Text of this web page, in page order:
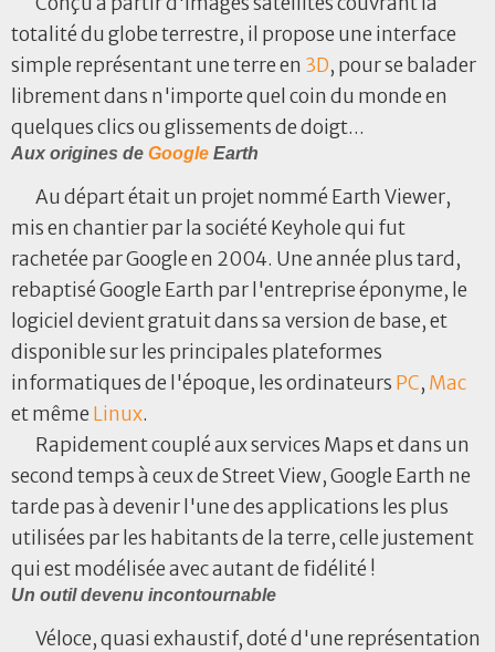
totalité du globe terrestre, il propose une interface
simple représentant une terre en 3D, pour se balader
librement dans n'importe quel coin du monde en
quelques clics ou glissements de doigt...
Aux origines de Google Earth
Au départ était un projet nommé Earth Viewer,
mis en chantier par la société Keyhole qui fut
rachetée par Google en 2004. Une année plus tard,
rebaptisé Google Earth par l'entreprise éponyme, le
logiciel devient gratuit dans sa version de base, et
disponible sur les principales plateformes
informatiques de l'époque, les ordinateurs PC, Mac
et même Linux.
Rapidement couplé aux services Maps et dans un
second temps à ceux de Street View, Google Earth ne
tarde pas à devenir l'une des applications les plus
utilisées par les habitants de la terre, celle justement
qui est modélisée avec autant de fidélité !
Un outil devenu incontournable
Véloce, quasi exhaustif, doté d'une représentation